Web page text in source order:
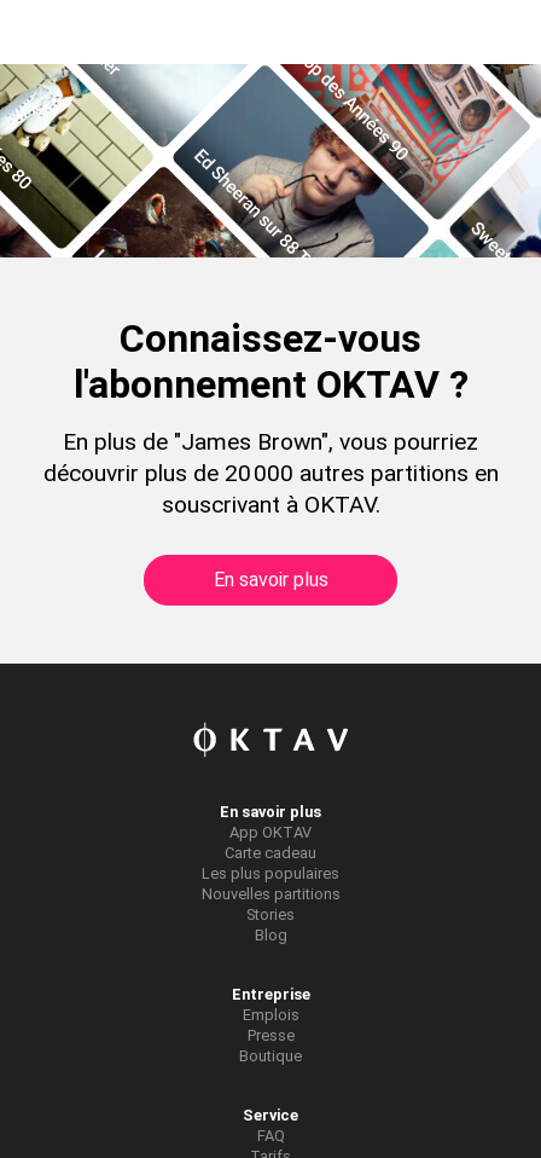
Connaissez-vous
l'abonnement OKTAV ?
En plus de "James Brown", vous pourriez
découvrir plus de 20 000 autres partitions en
souscrivant à OKTAV.
En savoir plus
En savoir plus
App OKTAV
Carte cadeau
Les plus populaires
Nouvelles partitions
Stories
Blog
Entreprise
Emplois
Presse
Boutique
Service
FAQ